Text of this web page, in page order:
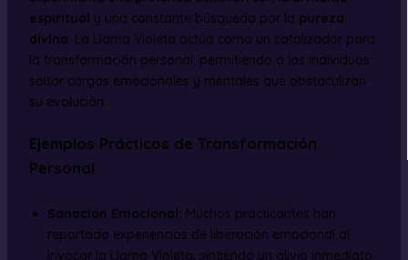
espiritual y una constante búsqueda por la pureza
divina. La Llama Violeta actúa como un catalizador para
la transformación personal, permitiendo a los individuos
soltar cargas emocionales y mentales que obstaculizan
su evolución.
Ejemplos Prácticos de Transformación
Personal
Sanación Emocional: Muchos practicantes han
reportado experiencias de liberación emocional al
invocar la Llama Violeta, sintiendo un alivio inmediato